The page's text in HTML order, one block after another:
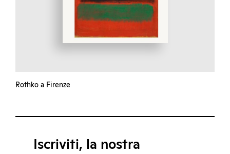
Rothko a Firenze
Iscriviti, la nostra